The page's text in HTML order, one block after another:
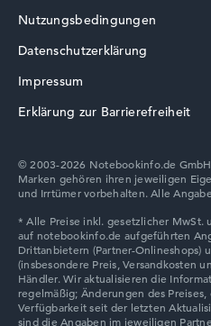
Nutzungsbedingungen
Datenschutzerklärung
Impressum
Erklärung zur Barrierefreiheit
© 2003-2026 Notebookinfo.de
Marken gehören ihren jeweiligen
und Irrtümer vorbehalten. Alle